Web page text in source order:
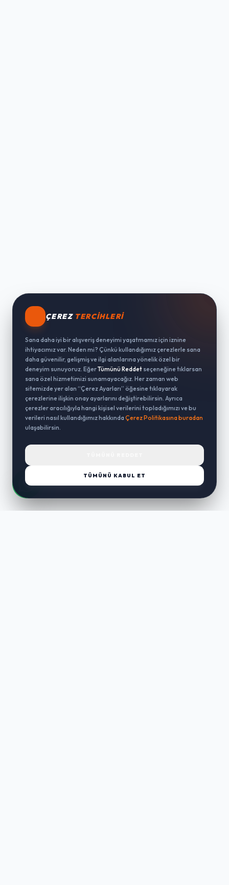
ÇEREZ TERCIHLERI
Sana daha iyi bir alışveriş deneyimi yaşatmamız için iznine
ihtiyacımız var. Neden mi? Çünkü kullandığımız çerezlerle sana
daha güvenilir, gelişmiş ve ilgi alanlarına yönelik özel bir
deneyim sunuyoruz. EğerTümünü Reddet seçeneğine tıklarsan
sana özel hizmetimizi sunamayacağız. Her zaman web
sitemizde yer alan “Çerez Ayarları” öğesine tıklayarak
çerezlerine ilişkin onay ayarlarını değiştirebilirsin. Ayrıca
çerezler aracılığıyla hangi kişisel verilerini topladığımızı ve bu
verileri nasıl kullandığımız hakkında Çerez Politikasına buradan
ulaşabilirsin.
TÜMÜNÜ KABUL ET